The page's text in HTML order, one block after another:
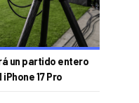
un partido entero
17 Pro